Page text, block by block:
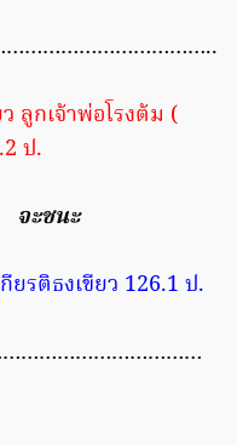
ลูกเจ้าพ่อโรงต้ม (
ป.
จะชนะ
ยรติธงเขียว 126.1 ป.